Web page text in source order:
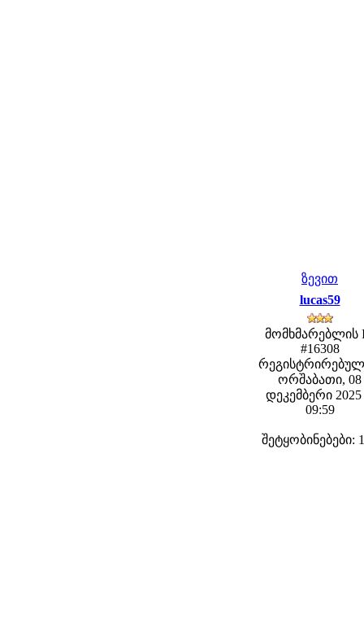
ზევით
lucas59
მომხმარებლის
#16308
ორშაბათი, 08
დეკემბერი 2025
09:59
შეტყობინებები: